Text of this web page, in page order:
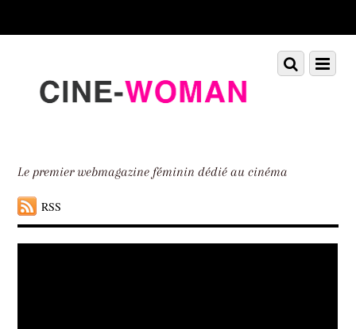
down
Le premier webmagazine féminin dédié au cinéma
RSS
Menu
Scroll
down